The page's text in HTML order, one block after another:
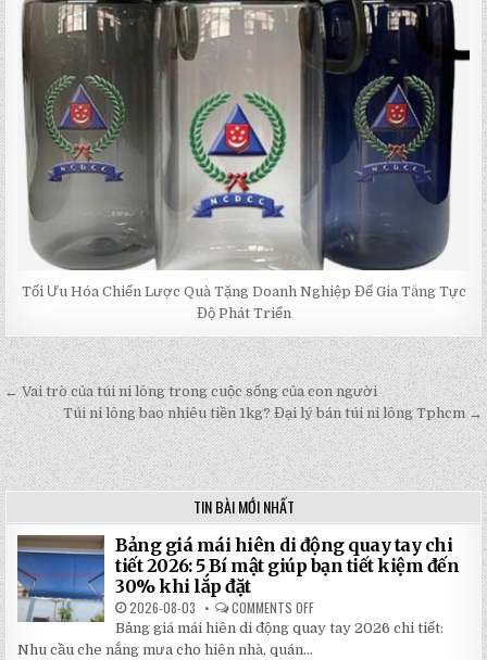
Tối Ưu Hóa Chiến Lược Quà Tặng Doanh Nghiệp Để Gia Tăng Tực
Độ Phát Triển
Post
navigation
← Vai trò của túi ni lông trong cuộc sống của con người
Túi ni lông bao nhiêu tiền 1kg? Đại lý bán túi ni lông Tphcm →
TIN BÀI MỚI NHẤT
Bảng giá mái hiên di động quay tay chi
tiết 2026: 5 Bí mật giúp bạn tiết kiệm đến
30% khi lắp đặt
2026-08-03 COMMENTS OFF
BẢNG
GIÁ
Bảng giá mái hiên di động quay tay 2026 chi tiết:
Nhu cầu che nắng mưa cho hiên nhà, quán...